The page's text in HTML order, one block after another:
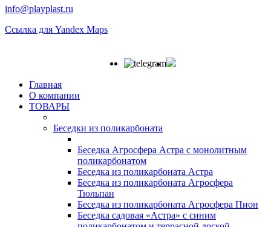
info@playplast.ru
Ссылка для Yandex Maps
Главная
О компании
ТОВАРЫ
Беседки из поликарбоната
Беседка Агросфера Астра с монолитным
поликарбонатом
Беседка из поликарбоната Астра
Беседка из поликарбоната Агросфера
Тюльпан
Беседка из поликарбоната Агросфера Пион
Беседка садовая «Астра» с синим